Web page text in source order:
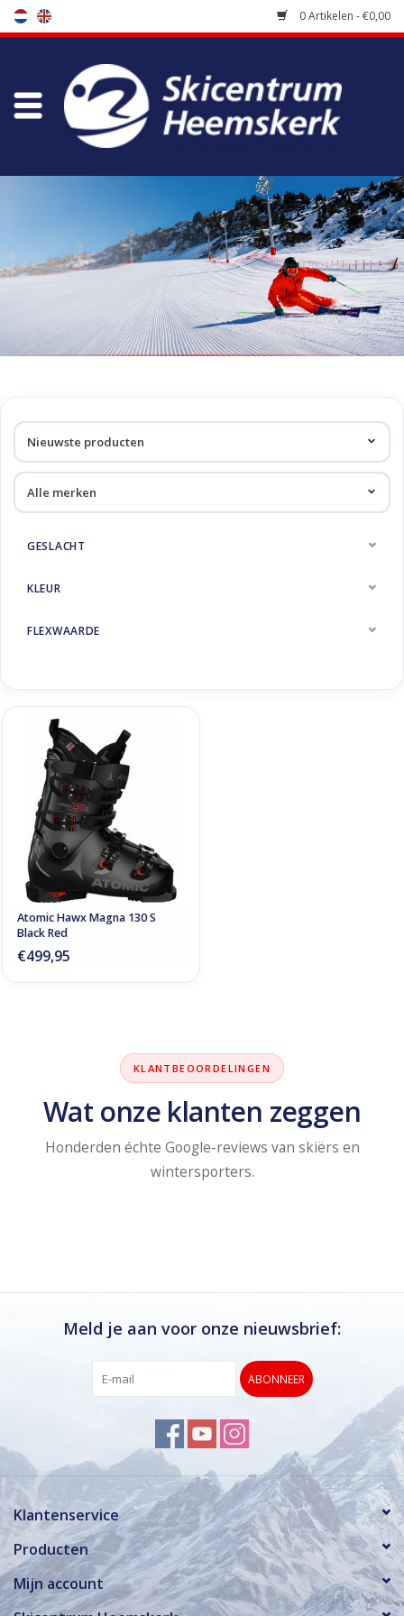
0 Artikelen - €0,00
Winkel
Onderhoud
Koopgidsen
Producten getagd met
magna
GESLACHT
KLEUR
FLEXWAARDE
Atomic Hawx Magna 130 S
Black Red
€499,95
KLANTBEOORDELINGEN
Wat onze klanten zeggen
Honderden échte Google-reviews van skiërs en
wintersporters.
Meld je aan voor onze nieuwsbrief:
ABONNEER
Klantenservice
Producten
Mijn account